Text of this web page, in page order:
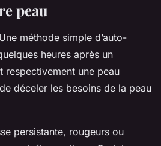
peau
méthode simple d’auto-
heures après un
une peau
déceler les besoins de la peau
persistante, rougeurs ou